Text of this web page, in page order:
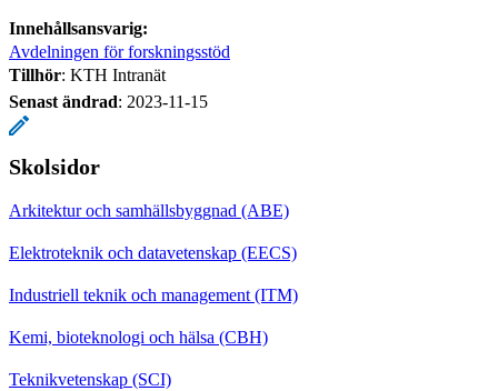
Innehållsansvarig:
Avdelningen för forskningsstöd
Tillhör: KTH Intranät
Senast ändrad: 2023-11-15
Skolsidor
Arkitektur och samhällsbyggnad (ABE)
Elektroteknik och datavetenskap (EECS)
Industriell teknik och management (ITM)
Kemi, bioteknologi och hälsa (CBH)
Teknikvetenskap (SCI)